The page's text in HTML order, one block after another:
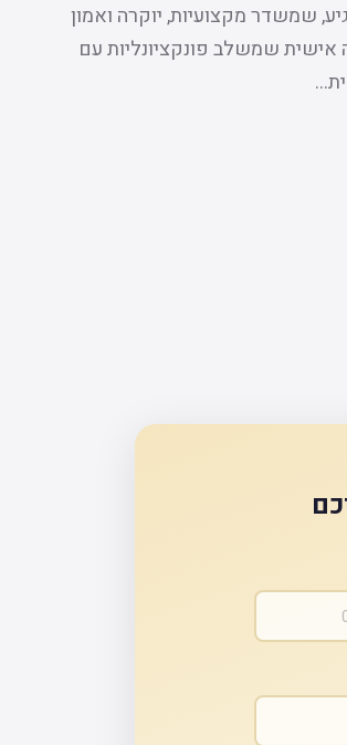
שמשדר מקצועיות, יוקרה ואמון
שמשלב פונקציונליות עם